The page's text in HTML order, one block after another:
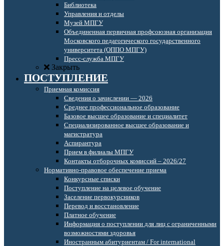
Библиотека
Управления и отделы
Музей МПГУ
Объединенная первичная профсоюзная организация
Московского педагогического государственного
университета (ОППО МПГУ)
Пресс-служба МПГУ
Закрыть
ПОСТУПЛЕНИЕ
Приемная комиссия
Сведения о зачислении — 2026
Среднее профессиональное образование
Базовое высшее образование и специалитет
Специализированное высшее образование и
магистратура
Аспирантура
Прием в филиалы МПГУ
Контакты отборочных комиссий – 2026/27
Нормативно-правовое обеспечение приема
Конкурсные списки
Поступление на целевое обучение
Заселение первокурсников
Перевод и восстановление
Платное обучение
Информация о поступлении для лиц с ограниченными
возможностями здоровья
Иностранным абитуриентам / For international